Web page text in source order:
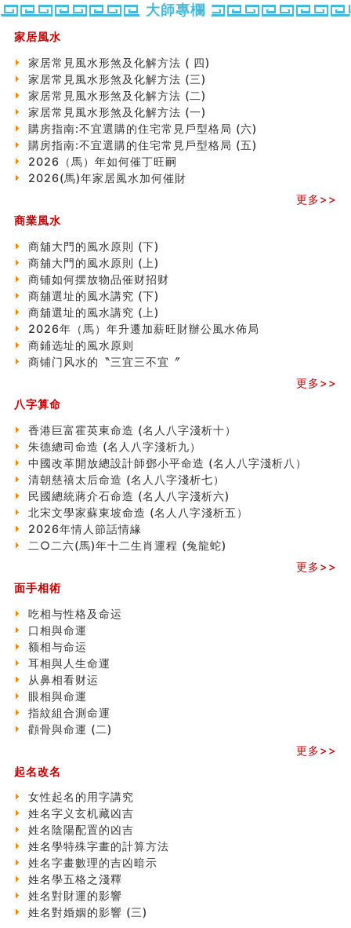
玄空本义(十)
四墓库真诠
套房風水怎麼看？ 租屋風水禁忌有哪些？搬家禁忌要注
意！
精选1500个五行属金的字
玄空本义(九)
八字十神与坐基关系详解
精选1000个五行属土的字
人的面相看财运
玄空本义(八)
中國改革開放總設計師鄧小平命造 (名人八字淺析八）
测字（实例解释）
精选1000个五行属火的字
玄空本义(七)
刘燮鈞讲人相 手纹与命运(二)
商铺如何摆放物品催财招财
极其旺夫的女人面相
家居常見風水形煞及化解方法 (二)
居家風水懶人包！房子煞氣怎麼看？風水禁忌有哪些？有
這樣風水的房子別�
南半球的八字如何推排
额相与命运
从痣看相
姓名陰陽配置的凶吉
六爻測住宅風水 (四)
玄空本义 (五)
财务办公室风水布局
精选1500个五行属木的字
玄空本义 (四)
八字算命：女命八字里日坐伤官克夫？
订婚就是定结婚日子吗
玄空本义 (三)
飞灵山传说故事
命理解说：想请问什么时候能够遇到姻缘结婚？
商舖選址的風水講究 (下)
吉凶神跳上大运时的断法【四柱技巧】
家居常見風水形煞及化解方法 (一)
刘燮鈞讲人相 手纹与命运(一)
玄空本义 (二)
大門風水五大禁忌！大門風水擺設？門中門風水解方？
出现这几种面相桃花泛
女性起名的用字講究
香港巨富霍英東命造 (名人八字淺析十）
購房十大風水原則 (上)
看字形结构推算出吉凶
七夕节 我国唯一一个以女性为主角传统节日
商舖大門的風水原則 (下)
手指饱满福运加身，这种手相福运在何处？
家居常見風水形煞及化解方法 ( 四)
大師專欄
家居風水
家居常見風水形煞及化解方法 ( 四)
家居常見風水形煞及化解方法 (三)
家居常見風水形煞及化解方法 (二)
家居常見風水形煞及化解方法 (一)
購房指南:不宜選購的住宅常見戶型格局 (六)
購房指南:不宜選購的住宅常見戶型格局 (五)
2026（馬）年如何催丁旺嗣
2026(馬)年家居風水加何催財
更多>>
商業風水
商舖大門的風水原則 (下)
商舖大門的風水原則 (上)
商铺如何摆放物品催财招财
商舖選址的風水講究 (下)
商舖選址的風水講究 (上)
2026年（馬）年升遷加薪旺財辦公風水佈局
商鋪选址的風水原则
商铺门风水的〝三宜三不宜〞
更多>>
八字算命
香港巨富霍英東命造 (名人八字淺析十）
朱德總司命造 (名⼈⼋字淺析九）
中國改革開放總設計師鄧小平命造 (名人八字淺析八）
清朝慈禧太后命造 (名人八字淺析七）
民國總統蔣介石命造 (名人八字淺析六)
北宋文學家蘇東坡命造 (名人八字淺析五）
2026年情人節話情緣
二○二六(馬)年十二生肖運程 (兔龍蛇)
更多>>
面手相術
吃相与性格及命运
口相與命運
额相与命运
耳相與人生命運
从鼻相看财运
眼相與命運
指紋組合測命運
顴骨與命運 (二)
更多>>
起名改名
女性起名的用字講究
姓名字义玄机藏凶吉
姓名陰陽配置的凶吉
姓名學特殊字畫的計算方法
姓名字畫數理的吉凶暗示
姓名學五格之淺釋
姓名對財運的影響
姓名對婚姻的影響 (三)